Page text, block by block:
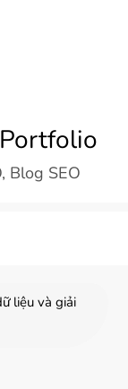
Blog SEO
liệu và giải